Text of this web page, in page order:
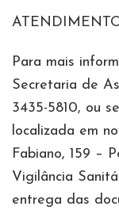
Para mais
Secretaria de
3435-5810, ou
localizada em
Fabiano, 159 –
Vigilância
entrega das